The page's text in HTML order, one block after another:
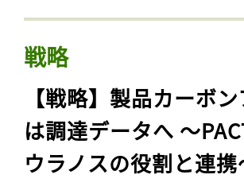
戦略
【戦略】製品カーボ
は調達データへ 〜
ウラノスの役割と連携